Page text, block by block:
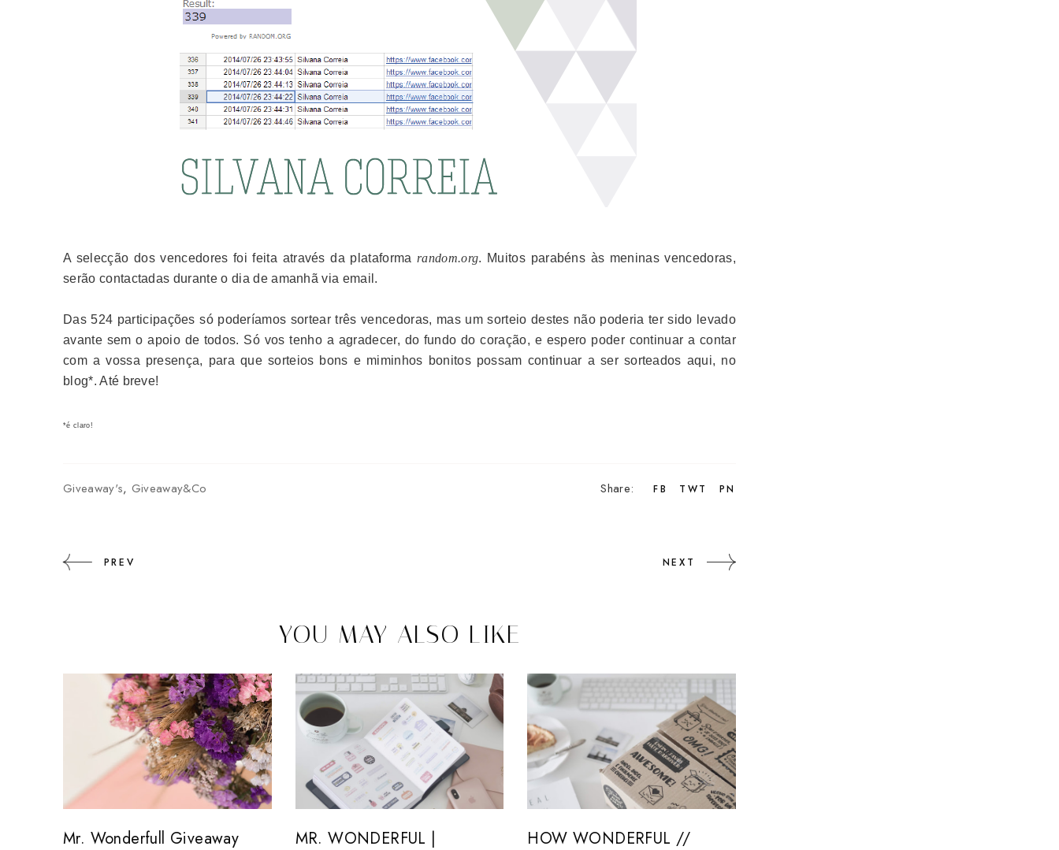
A selecção dos vencedores foi feita através da plataforma random.org. Muitos parabéns às meninas vencedoras,
serão contactadas durante o dia de amanhã via email.
Das 524 participações só poderíamos sortear três vencedoras, mas um sorteio destes não poderia ter sido levado
avante sem o apoio de todos. Só vos tenho a agradecer, do fundo do coração, e espero poder continuar a contar
com a vossa presença, para que sorteios bons e miminhos bonitos possam continuar a ser sorteados aqui, no
blog*. Até breve!
*é claro!
Giveaway's, Giveaway&Co Share: FB TWT PN
PREV NEXT
YOU MAY ALSO LIKE
Mr. Wonderfull Giveaway MR. WONDERFUL | HOW WONDERFUL //